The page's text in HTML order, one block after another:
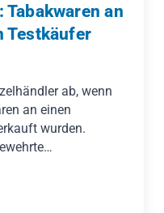
an
Testkäufer
ab, wenn
an einen
wurden.
einer Woche und
Legal ordnet die
nicht die